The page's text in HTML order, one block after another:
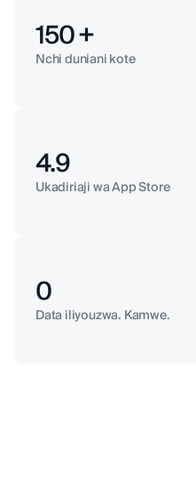
150+
Nchi duniani kote
4.9
Ukadiriaji wa App Store
0
Data iliyouzwa. Kamwe.